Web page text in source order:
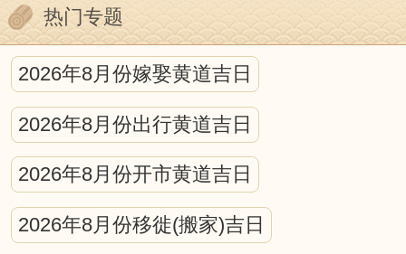
就某种程度来说，中国古代的历法就是一
种编算天文年历的工作。它包括中国古代
天文学的许多重要内容，是古代科学观察
和研究的结晶。
宇宙中日、月、星辰的互动，对人可
产生什么影响，古今学者都认为，所有的
宇宙运动都会不同程度的作用于地球生
热门专题
2026年8月份嫁娶黄道吉日
2026年8月份出行黄道吉日
2026年8月份开市黄道吉日
2026年8月份移徙(搬家)吉日